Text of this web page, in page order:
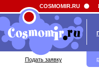
Field 'news_title' doesn't have a default
COSMOMIR.RU
Подать заявку